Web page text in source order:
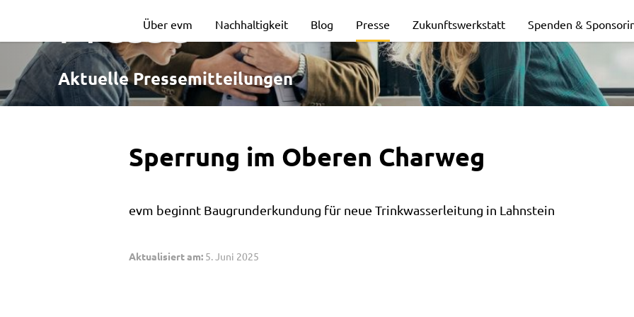
Sperrung
im
Charweg
Über evm Nachhaltigkeit Blog Presse Zukunftswerkstatt Spenden &
Presse
Aktuelle Pressemitteilungen
Sperrung im Oberen Charweg
evm beginnt Baugrunderkundung für neue Trinkwasserleitung in Lahnstein
Aktualisiert am: 5. Juni 2025